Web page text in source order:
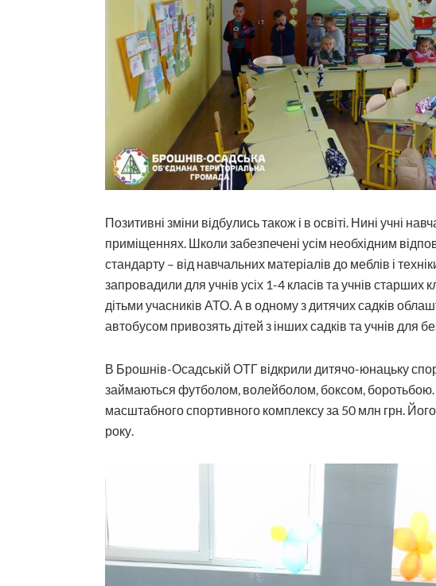
Позитивні зміни відбулись також і в освіті. Нині учні
приміщеннях. Школи забезпечені усім необхідним
стандарту – від навчальних матеріалів до меблів і
запровадили для учнів усіх 1-4 класів та учнів старших
дітьми учасників АТО. А в одному з дитячих садків
автобусом привозять дітей з інших садків та учнів для
В Брошнів-Осадській ОТГ відкрили дитячо-юнацьку
займаються футболом, волейболом, боксом, боротьбою.
масштабного спортивного комплексу за 50 млн грн.
року.